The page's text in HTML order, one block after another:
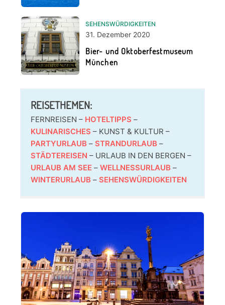
SEHENSWÜRDIGKEITEN
31. Dezember 2020
Bier- und Oktoberfestmuseum
München
REISETHEMEN:
FERNREISEN – HOTELTIPPS –
KULINARISCHES – KUNST & KULTUR –
PARTYURLAUB – STRANDURLAUB –
STÄDTEREISEN – URLAUB IN DEN BERGEN –
URLAUB AM SEE – WELLNESSURLAUB –
WINTERURLAUB – SEHENSWÜRDIGKEITEN